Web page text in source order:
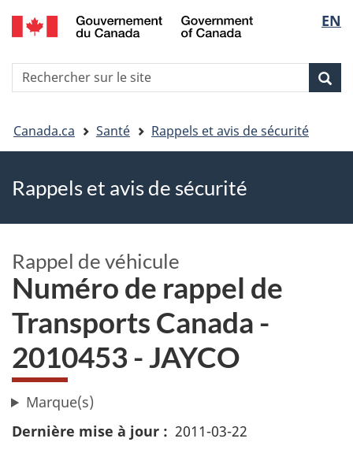
Skip
to
Skip
to
Passer
à
HTML
de
la
EN
Recherche
Vous
êtes
ici
Canada.ca Santé Rappels et avis de sécurité
Rappels et avis de sécurité
Rappel de véhicule
Numéro de rappel de
Transports Canada -
2010453 - JAYCO
Marque(s)
Dernière mise à jour
2011-03-22